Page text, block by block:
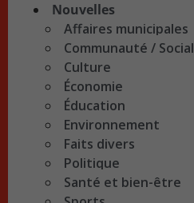
Nouvelles
Affaires municipales
Communauté / Social
Culture
Économie
Éducation
Environnement
Faits divers
Politique
Santé et bien-être